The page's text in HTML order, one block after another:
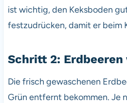
ist wichtig, den Keksboden
festzudrücken, damit er beim
Schritt 2:
Die frisch gewaschenen
Grün entfernt bekommen. Je